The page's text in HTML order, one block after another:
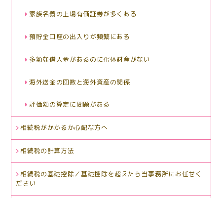
家族名義の上場有価証券が多くある
預貯金口座の出入りが頻繁にある
多額な借入金があるのに化体財産がない
海外送金の回数と海外資産の関係
評価額の算定に問題がある
相続税がかかるか心配な方へ
相続税の計算方法
相続税の基礎控除／基礎控除を超えたら当事務所にお任せく
ださい